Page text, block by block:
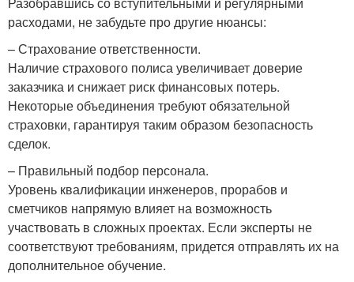
расходами, не забудьте про другие нюансы:
– Страхование ответственности.
Наличие страхового полиса увеличивает доверие
заказчика и снижает риск финансовых потерь.
Некоторые объединения требуют обязательной
страховки, гарантируя таким образом безопасность
сделок.
– Правильный подбор персонала.
Уровень квалификации инженеров, прорабов и
сметчиков напрямую влияет на возможность
участвовать в сложных проектах. Если эксперты не
соответствуют требованиям, придется отправлять их на
дополнительное обучение.